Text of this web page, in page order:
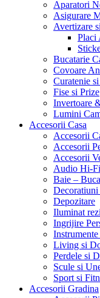
Aparatori
Asigurare
Avertizare
Placi
Bucatarie
Covoare
Curatenie
Fise si Prize
Invertoare
Lumini
Accesorii Casa
Accesorii
Accesorii
Accesorii
Audio Hi-Fi
Baie –
Depozitare
Iluminat
Ingrijire
Living si
Perdele si
Scule si
Sport si
Accesorii Gradina